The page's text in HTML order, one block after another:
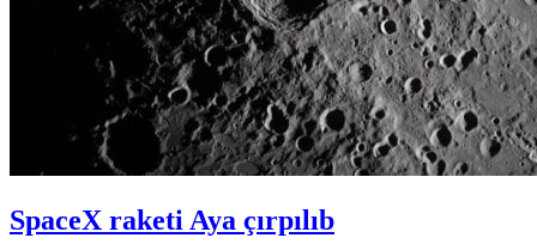
SpaceX raketi Aya çırpılıb